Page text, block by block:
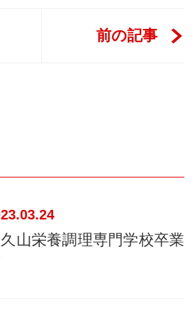
前の記事
03.24
山栄養調理専門学校卒業